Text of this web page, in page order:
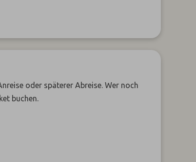
oder späterer Abreise. Wer noch
buchen.